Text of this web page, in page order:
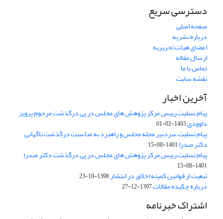
دسترسی سریع
صفحه اصلی
درباره نشریه
اعضای هیات تحریریه
ارسال مقاله
تماس با ما
نقشه سایت
آخرین اخبار
پیام تسلیت رییس مرکز پژوهش های مجلس در پی درگذشت مرحوم پرویز
داوودی1403-02-01
پیام تسلیت سردبیر مجله مجلس و راهبرد به مناسبت درگذشت ناگهانی
دکتر صدرا1401-08-15
پیام تسلیت رییس مرکز پژوهش های مجلس در پی درگذشت دکتر صدرا
1401-08-15
تبعیت از قوانین کمیته اخلاق در انتشار1398-10-23
درباره چکیده مقالات1397-12-27
اشتراک خبرنامه